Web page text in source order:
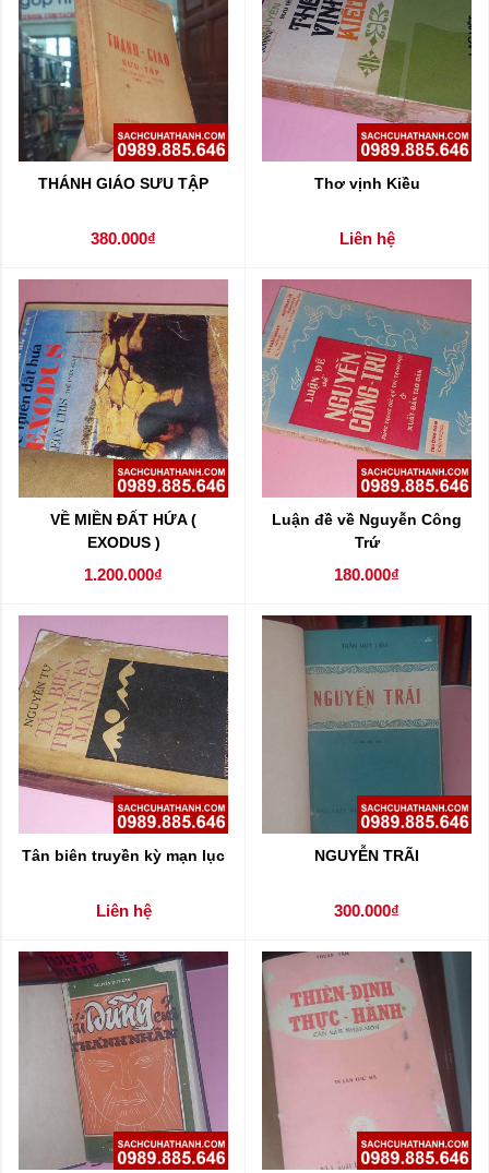
THÁNH GIÁO SƯU TẬP
380.000₫
Thơ vịnh Kiều
Liên hệ
VỀ MIỀN ĐẤT HỨA (
EXODUS )
1.200.000₫
Luận đề về Nguyễn Công
Trứ
180.000₫
Tân biên truyền kỳ mạn lục
Liên hệ
NGUYỄN TRÃI
300.000₫